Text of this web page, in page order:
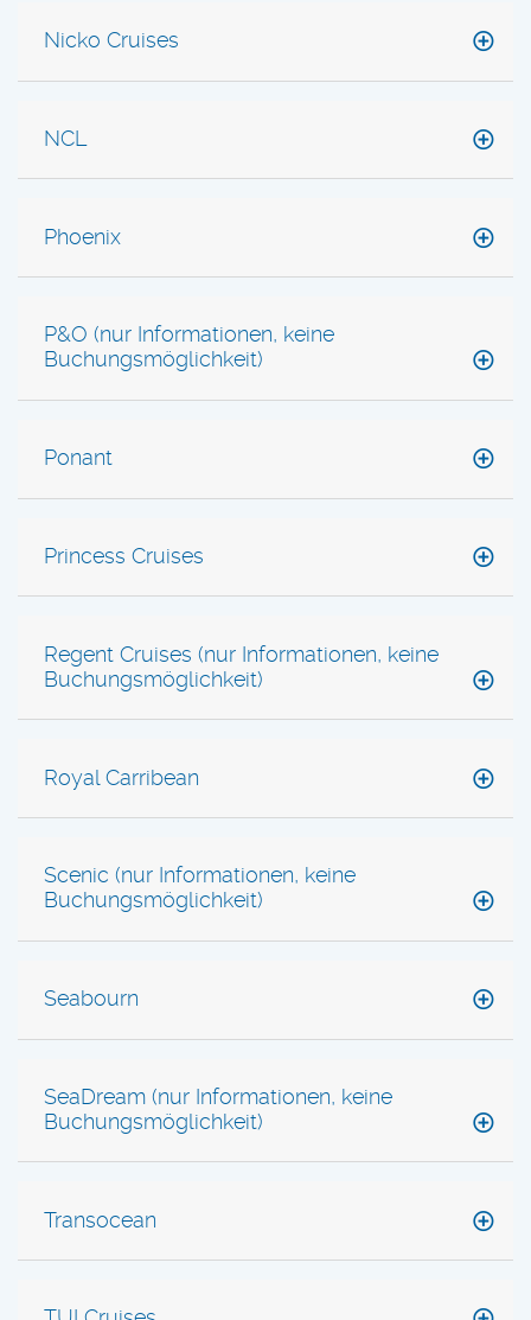
Nicko Cruises
NCL
Phoenix
P&O (nur Informationen, keine
Buchungsmöglichkeit)
Ponant
Princess Cruises
Regent Cruises (nur Informationen, keine
Buchungsmöglichkeit)
Royal Carribean
Scenic (nur Informationen, keine
Buchungsmöglichkeit)
Seabourn
SeaDream (nur Informationen, keine
Buchungsmöglichkeit)
Transocean